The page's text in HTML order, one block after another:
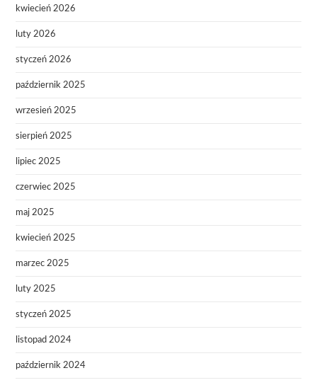
kwiecień 2026
luty 2026
styczeń 2026
październik 2025
wrzesień 2025
sierpień 2025
lipiec 2025
czerwiec 2025
maj 2025
kwiecień 2025
marzec 2025
luty 2025
styczeń 2025
listopad 2024
październik 2024